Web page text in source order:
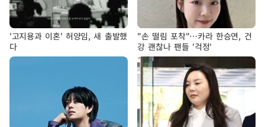
'고지용과 이혼' 허양임, 새 출발했
다
"손 떨림 포착"…카라 한승연, 건
강 괜찮나 팬들 '걱정'